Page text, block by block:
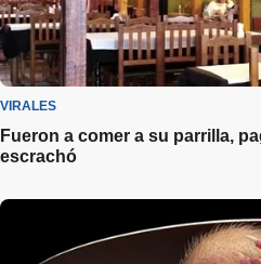
VIRALES
Fueron a comer a su parrilla,
escrachó